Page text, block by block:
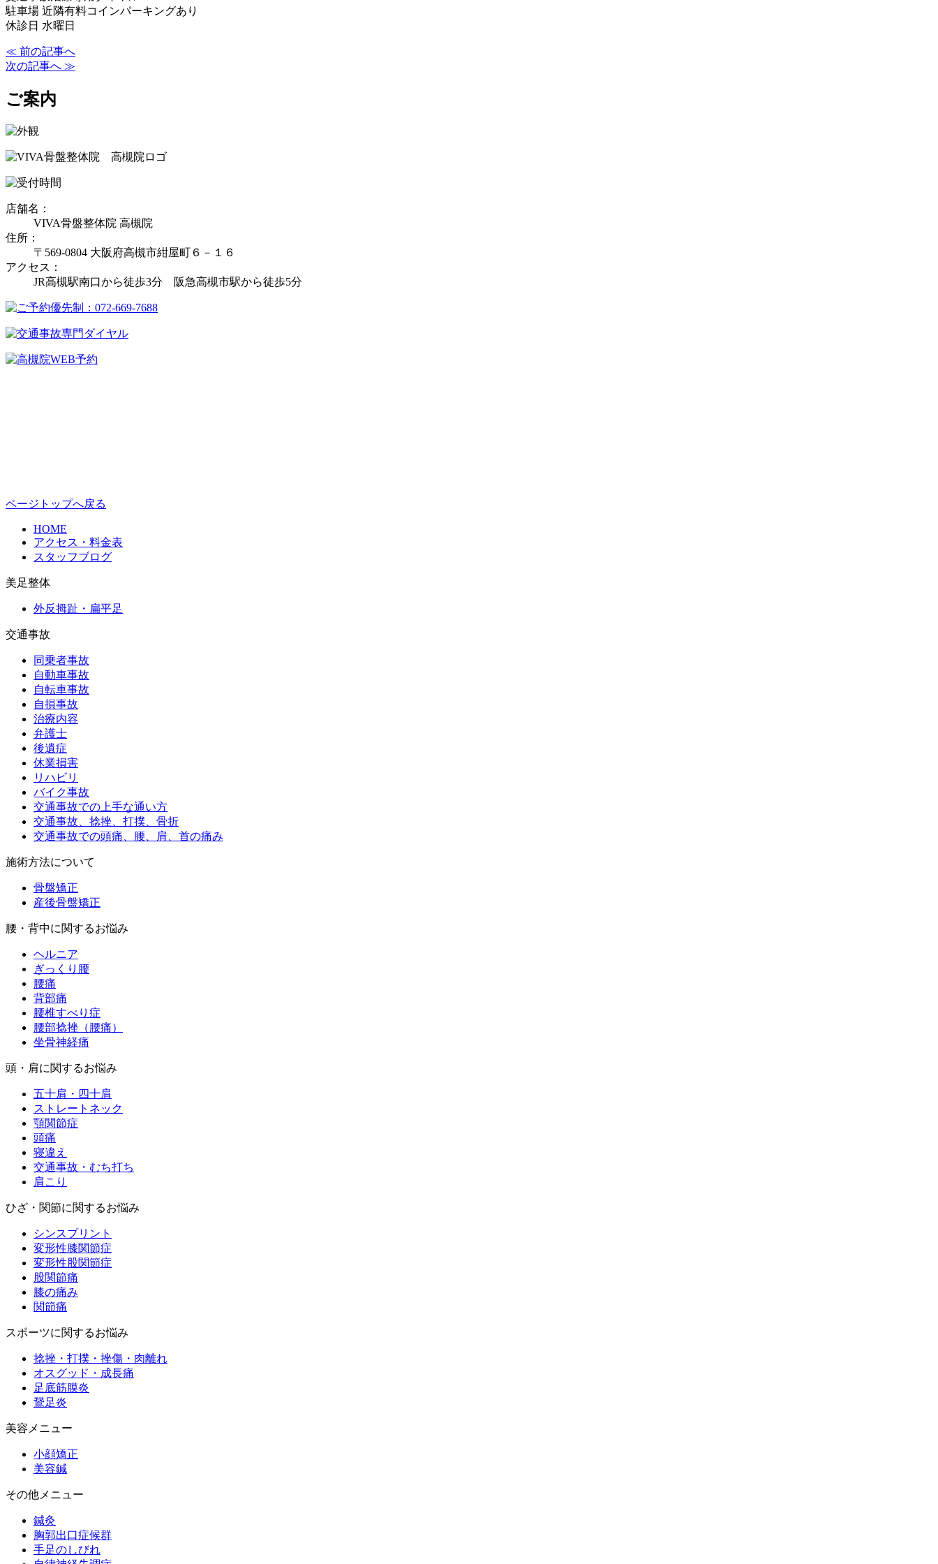
駐車場 近隣有料コインパーキングあり
休診日 水曜日
≪ 前の記事へ
次の記事へ ≫
ご案内
店舗名：
VIVA骨盤整体院 高槻院
住所：
〒569-0804 大阪府高槻市紺屋町６－１６
アクセス：
JR高槻駅南口から徒歩3分 阪急高槻市駅から徒歩5分
ページトップへ戻る
HOME
アクセス・料金表
スタッフブログ
美足整体
外反拇趾・扁平足
交通事故
同乗者事故
自動車事故
自転車事故
自損事故
治療内容
弁護士
後遺症
休業損害
リハビリ
バイク事故
交通事故での上手な通い方
交通事故、捻挫、打撲、骨折
交通事故での頭痛、腰、肩、首の痛み
施術方法について
骨盤矯正
産後骨盤矯正
腰・背中に関するお悩み
ヘルニア
ぎっくり腰
腰痛
背部痛
腰椎すべり症
腰部捻挫（腰痛）
坐骨神経痛
頭・肩に関するお悩み
五十肩・四十肩
ストレートネック
顎関節症
頭痛
寝違え
交通事故・むち打ち
肩こり
ひざ・関節に関するお悩み
シンスプリント
変形性膝関節症
変形性股関節症
股関節痛
膝の痛み
関節痛
スポーツに関するお悩み
捻挫・打撲・挫傷・肉離れ
オスグッド・成長痛
足底筋膜炎
鵞足炎
美容メニュー
小顔矯正
美容鍼
その他メニュー
鍼灸
胸郭出口症候群
手足のしびれ